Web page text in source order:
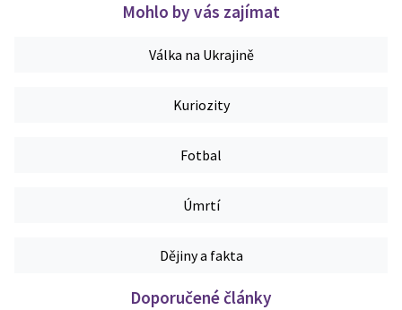
Mohlo by vás zajímat
Válka na Ukrajině
Kuriozity
Fotbal
Úmrtí
Dějiny a fakta
Doporučené články